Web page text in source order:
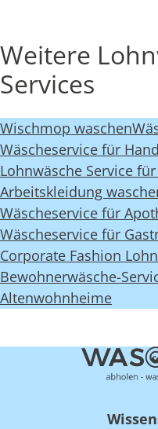
Weitere
Services
Wischmop waschen
Wäscheservice für
Lohnwäsche Service
Arbeitskleidung
Wäscheservice für
Wäscheservice für
Corporate Fashion
Bewohnerwäsche-
Altenwohnheime